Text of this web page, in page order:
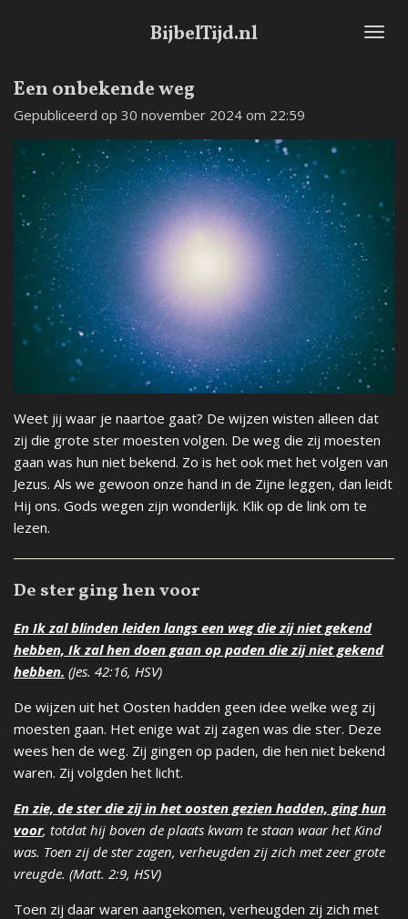
de
BijbelTijd.nl
Een onbekende weg
Gepubliceerd op 30 november 2024 om 22:59
Weet jij waar je naartoe gaat? De wijzen wisten alleen dat
zij die grote ster moesten volgen. De weg die zij moesten
gaan was hun niet bekend. Zo is het ook met het volgen van
Jezus. Als we gewoon onze hand in de Zijne leggen, dan leidt
Hij ons. Gods wegen zijn wonderlijk. Klik op de link om te
lezen.
De ster ging hen voor
En Ik zal blinden leiden langs een weg die zij niet gekend
hebben, Ik zal hen doen gaan op paden die zij niet gekend
hebben. (Jes. 42:16, HSV)
De wijzen uit het Oosten hadden geen idee welke weg zij
moesten gaan. Het enige wat zij zagen was die ster. Deze
wees hen de weg. Zij gingen op paden, die hen niet bekend
waren. Zij volgden het licht.
En zie, de ster die zij in het oosten gezien hadden, ging hun
voor, totdat hij boven de plaats kwam te staan waar het Kind
was. Toen zij de ster zagen, verheugden zij zich met zeer grote
vreugde. (Matt. 2:9, HSV)
Toen zij daar waren aangekomen, verheugden zij zich met